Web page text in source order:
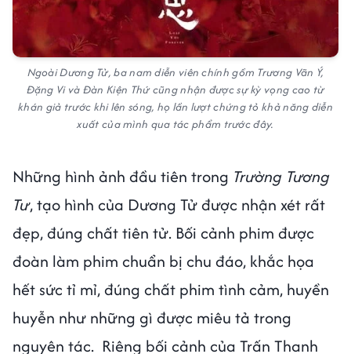
Ngoài Dương Tử, ba nam diễn viên chính gồm Trương Vãn Ý,
Đặng Vi và Đàn Kiện Thứ cũng nhận được sự kỳ vọng cao từ
khán giả trước khi lên sóng, họ lần lượt chứng tỏ khả năng diễn
xuất của mình qua tác phẩm trước đây.
Những hình ảnh đầu tiên trong Trường Tương
Tư, tạo hình của Dương Tử được nhận xét rất
đẹp, đúng chất tiên tử. Bối cảnh phim được
đoàn làm phim chuẩn bị chu đáo, khắc họa
hết sức tỉ mỉ, đúng chất phim tình cảm, huyền
huyễn như những gì được miêu tả trong
nguyên tác. Riêng bối cảnh của Trấn Thanh